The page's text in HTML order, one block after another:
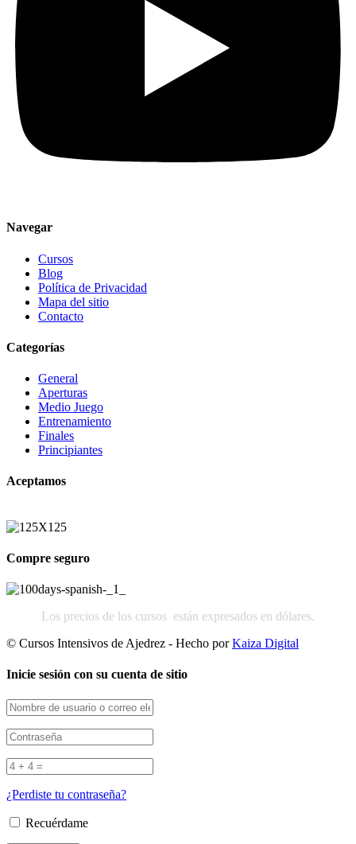
Navegar
Cursos
Blog
Política de Privacidad
Mapa del sitio
Contacto
Categorías
General
Aperturas
Medio Juego
Entrenamiento
Finales
Principiantes
Aceptamos
Compre seguro
Los precios de los cursos están expresados en dólares.
© Cursos Intensivos de Ajedrez - Hecho porKaiza Digital
Inicie sesión con su cuenta de sitio
¿Perdiste tu contraseña?
Recuérdame